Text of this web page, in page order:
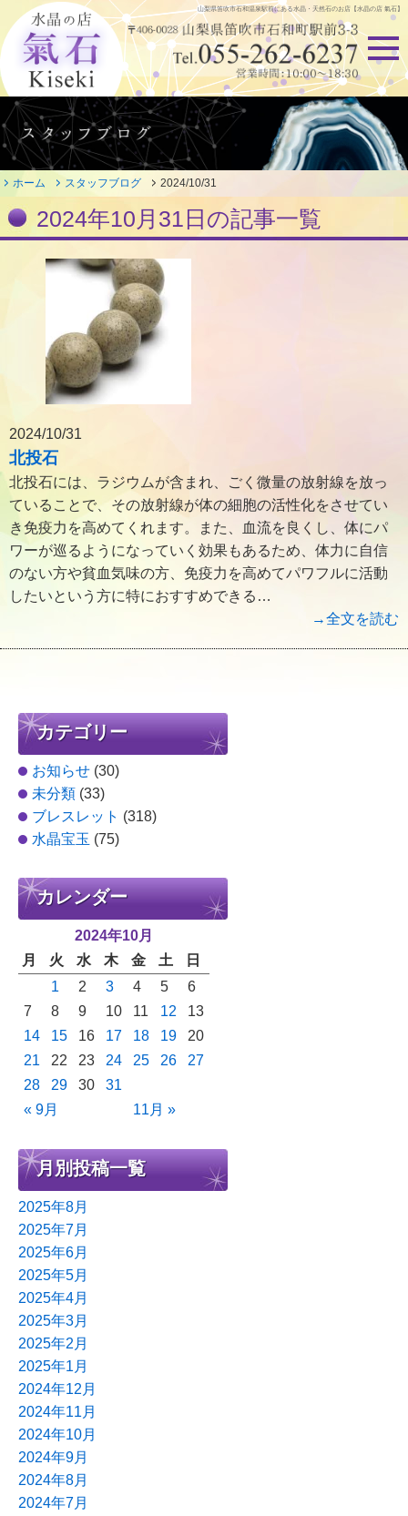
山梨県笛吹市石和温泉駅前にある水晶・天然石のお店【水晶の店 氣石】
ホーム スタッフブログ 2024/10/31
2024年10月31日の記事一覧
2024/10/31
北投石
北投石には、ラジウムが含まれ、ごく微量の放射線を放っ
ていることで、その放射線が体の細胞の活性化をさせてい
き免疫力を高めてくれます。また、血流を良くし、体にパ
ワーが巡るようになっていく効果もあるため、体力に自信
のない方や貧血気味の方、免疫力を高めてパワフルに活動
したいという方に特におすすめできる…
→全文を読む
カテゴリー
お知らせ (30)
未分類 (33)
ブレスレット (318)
水晶宝玉 (75)
カレンダー
2024年10月
月
火 水 木 金 土 日
« 9月 11月 »
1 2 3 4 5
6
7
8 9 10 11 12
13
14
15 16 17 18 19
20
21
22 23 24 25 26
27
28
29 30 31
月別投稿一覧
2025年8月
2025年7月
2025年6月
2025年5月
2025年4月
2025年3月
2025年2月
2025年1月
2024年12月
2024年11月
2024年10月
2024年9月
2024年8月
2024年7月